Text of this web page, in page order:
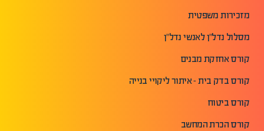
מזכירות משפטית
מסלול נדל"ן לאנשי נדל"ן
קורס אחזקת מבנים
קורס בדק בית - איתור ליקויי בנייה
קורס ביטוח
קורס הכרת המחשב